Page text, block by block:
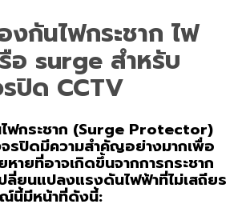
กันไฟกระชาก ไฟ
อ surge สำหรับ
ปิด CCTV
ฟกระชาก (Surge Protector)
รปิดมีความสำคัญอย่างมากเพื่อ
ายที่อาจเกิดขึ้นจากการกระชาก
ลี่ยนแปลงแรงดันไฟฟ้าที่ไม่เสถียร
นี้มีหน้าที่ดังนี้: